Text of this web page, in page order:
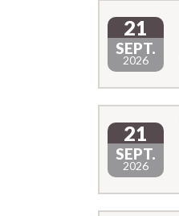
21
SEPT.
2026
21
SEPT.
2026